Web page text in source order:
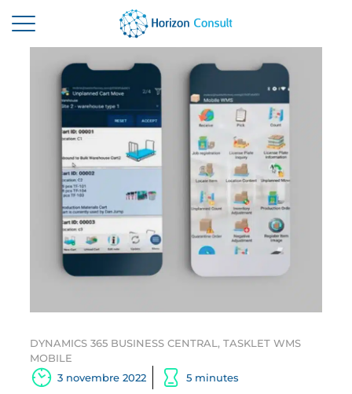
ACCUEIL
SOLUTIONS
SERVICES
A PROPOS
RESSOURCES
CONTACTEZ-NOUS
DYNAMICS 365 BUSINESS CENTRAL,TASKLET WMS
MOBILE
3 novembre 2022
5 minutes